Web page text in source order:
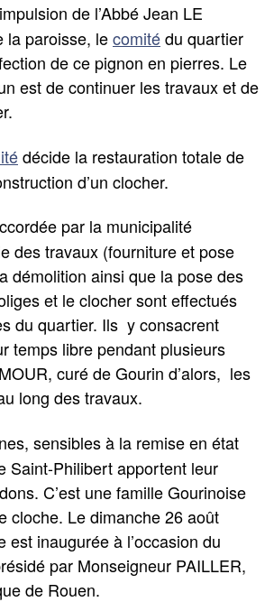
de l’Abbé Jean LE
la paroisse, lecomitédu quartier
de ce pignon en pierres. Le
est de continuer les travaux et de
décide la restauration totale de
d’un clocher.
par la municipalité
des travaux (fourniture et pose
démolition ainsi que la pose des
et le clocher sont effectués
du quartier. Ils y consacrent
temps libre pendant plusieurs
curé de Gourin d’alors, les
long des travaux.
sensibles à la remise en état
Saint-Philibert apportent leur
C’est une famille Gourinoise
cloche. Le dimanche 26 août
est inaugurée à l’occasion du
par Monseigneur PAILLER,
de Rouen.